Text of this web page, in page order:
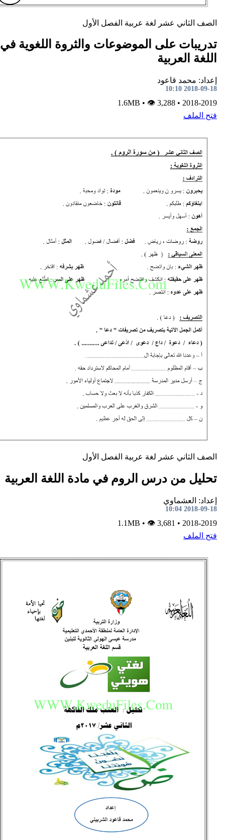
عشر لغة عربية الفصل الأول
على الموضوعات والثروة اللغوية في مادة
قاعود
•👁 3,288
عشر لغة عربية الفصل الأول
درس الروم في مادة اللغة العربية
•👁 3,681